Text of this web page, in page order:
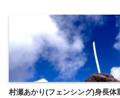
村瀬あかり(フェンシング)身長体